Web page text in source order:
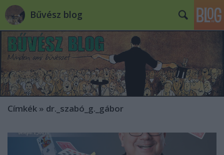
Bűvész blog
Címkék » dr._szabó_g._gábor